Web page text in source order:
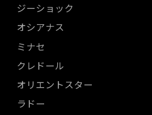
ジーショック
オシアナス
ミナセ
クレドール
オリエントスター
ラドー